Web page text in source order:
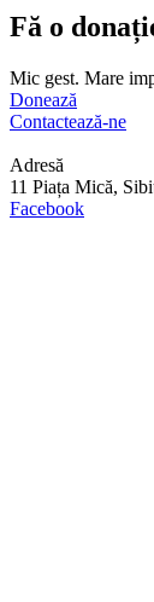
Fă o
Mic gest. Mare
Donează
Contactează-ne
Adresă
11 Piața Mică,
Facebook